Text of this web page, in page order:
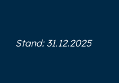
Stand: 31.12.2025